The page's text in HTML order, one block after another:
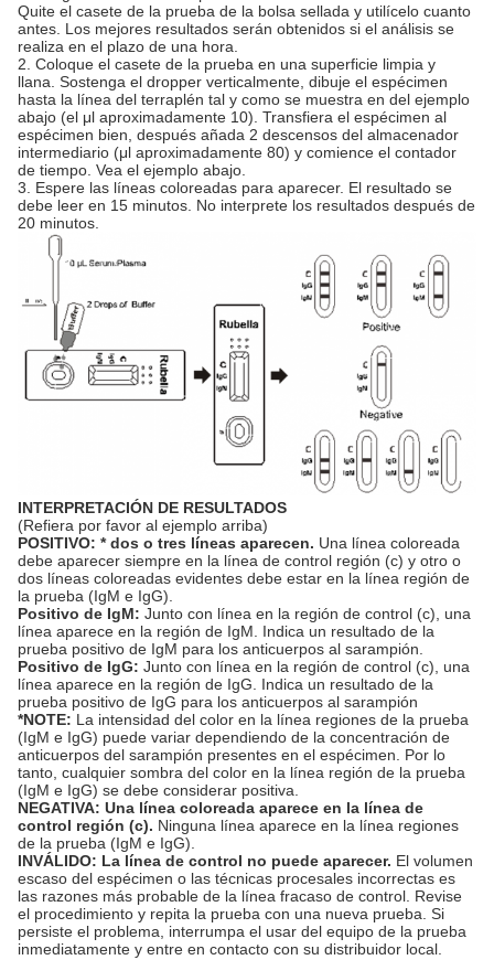
Quite el casete de la prueba de la bolsa sellada y utilícelo cuanto
antes. Los mejores resultados serán obtenidos si el análisis se
realiza en el plazo de una hora.
2. Coloque el casete de la prueba en una superficie limpia y
llana. Sostenga el dropper verticalmente, dibuje el espécimen
hasta la línea del terraplén tal y como se muestra en del ejemplo
abajo (el μl aproximadamente 10). Transfiera el espécimen al
espécimen bien, después añada 2 descensos del almacenador
intermediario (μl aproximadamente 80) y comience el contador
de tiempo. Vea el ejemplo abajo.
3. Espere las líneas coloreadas para aparecer. El resultado se
debe leer en 15 minutos. No interprete los resultados después de
20 minutos.
INTERPRETACIÓN DE RESULTADOS
(Refiera por favor al ejemplo arriba)
POSITIVO: * dos o tres líneas aparecen. Una línea coloreada
debe aparecer siempre en la línea de control región (c) y otro o
dos líneas coloreadas evidentes debe estar en la línea región de
la prueba (IgM e IgG).
Positivo de IgM: Junto con línea en la región de control (c), una
línea aparece en la región de IgM. Indica un resultado de la
prueba positivo de IgM para los anticuerpos al sarampión.
Positivo de IgG: Junto con línea en la región de control (c), una
línea aparece en la región de IgG. Indica un resultado de la
prueba positivo de IgG para los anticuerpos al sarampión
*NOTE: La intensidad del color en la línea regiones de la prueba
(IgM e IgG) puede variar dependiendo de la concentración de
anticuerpos del sarampión presentes en el espécimen. Por lo
tanto, cualquier sombra del color en la línea región de la prueba
(IgM e IgG) se debe considerar positiva.
NEGATIVA: Una línea coloreada aparece en la línea de
control región (c). Ninguna línea aparece en la línea regiones
de la prueba (IgM e IgG).
INVÁLIDO: La línea de control no puede aparecer. El volumen
escaso del espécimen o las técnicas procesales incorrectas es
las razones más probable de la línea fracaso de control. Revise
el procedimiento y repita la prueba con una nueva prueba. Si
persiste el problema, interrumpa el usar del equipo de la prueba
inmediatamente y entre en contacto con su distribuidor local.